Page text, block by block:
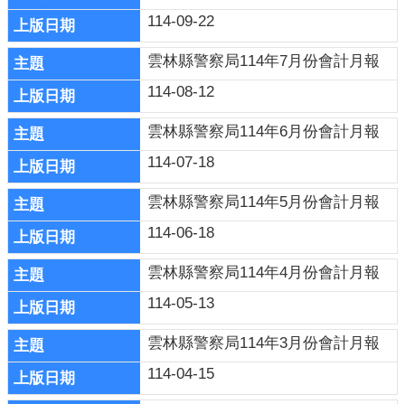
114-09-22
雲林縣警察局114年7月份會計月報
114-08-12
雲林縣警察局114年6月份會計月報
114-07-18
雲林縣警察局114年5月份會計月報
114-06-18
雲林縣警察局114年4月份會計月報
114-05-13
雲林縣警察局114年3月份會計月報
114-04-15